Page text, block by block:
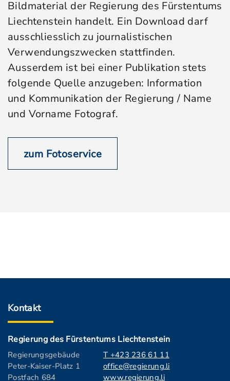
Bildmaterial der Regierung des Fürstentums
Liechtenstein handelt. Ein Download darf
ausschliesslich zu journalistischen
Verwendungszwecken stattfinden.
Ausserdem ist bei einer Publikation stets
folgende Quelle anzugeben: Information
und Kommunikation der Regierung / Name
und Vorname Fotograf.
zum Fotoservice
Kontakt
Regierung des Fürstentums Liechtenstein
Regierungsgebäude
Peter-Kaiser-Platz 1
Postfach 684
T +423 236 61 11
office@regierung.li
www.regierung.li